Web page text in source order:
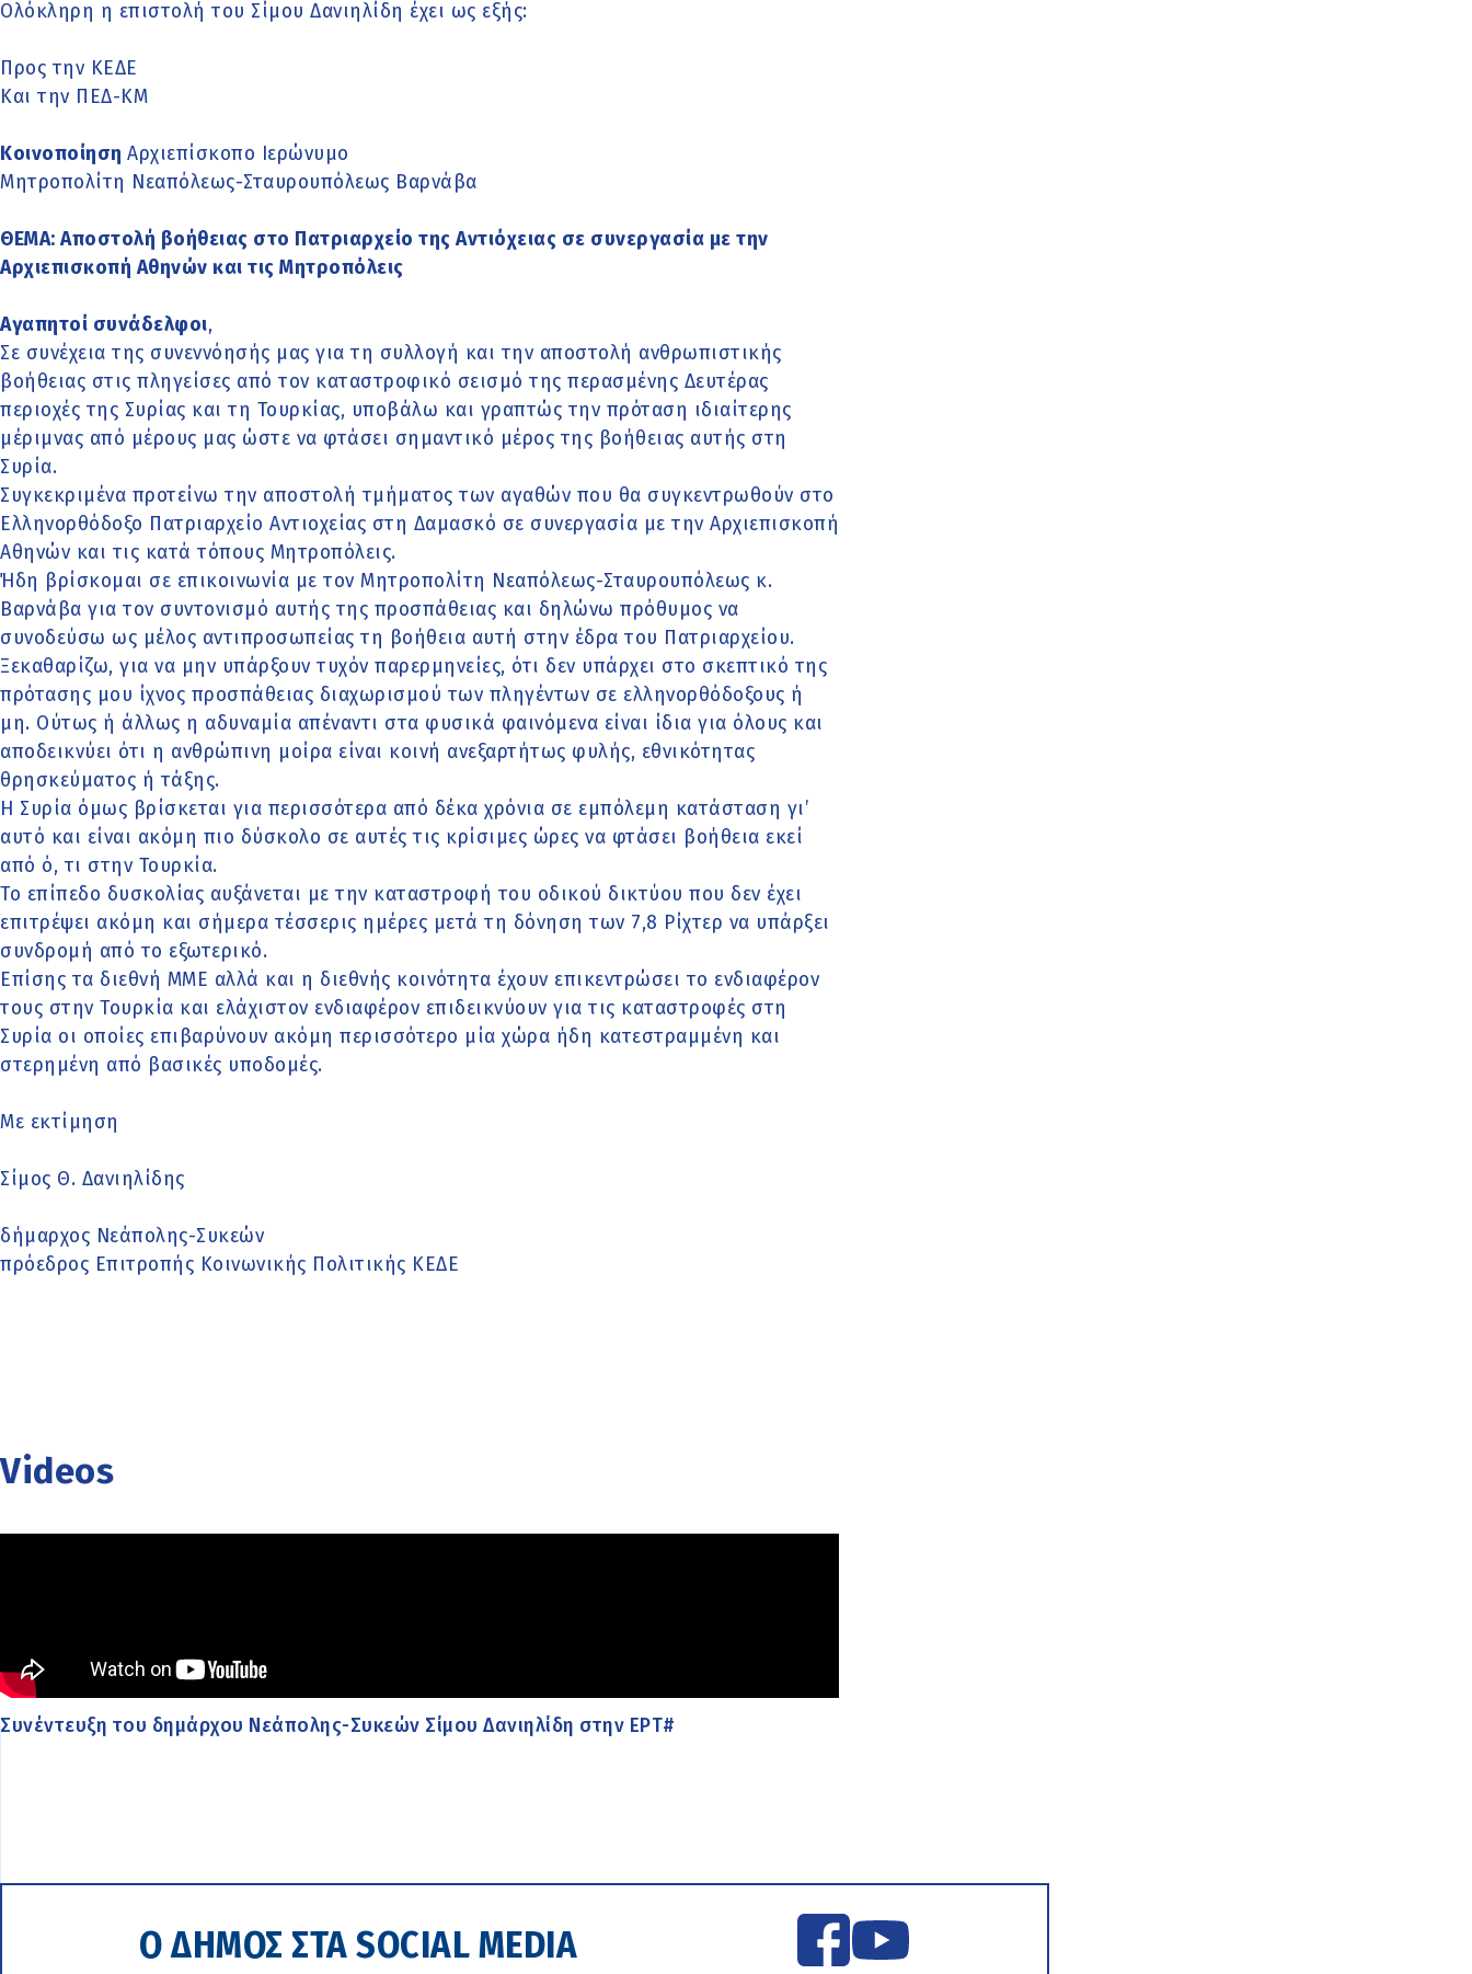
Ολόκληρη η επιστολή του Σίμου Δανιηλίδη έχει ως εξής:
Προς την ΚΕΔΕ
Και την ΠΕΔ-ΚΜ
Κοινοποίηση Αρχιεπίσκοπο Ιερώνυμο
Μητροπολίτη Νεαπόλεως-Σταυρουπόλεως Βαρνάβα
ΘΕΜΑ: Αποστολή βοήθειας στο Πατριαρχείο της Αντιόχειας σε συνεργασία με την
Αρχιεπισκοπή Αθηνών και τις Μητροπόλεις
Αγαπητοί συνάδελφοι,
Σε συνέχεια της συνεννόησής μας για τη συλλογή και την αποστολή ανθρωπιστικής
βοήθειας στις πληγείσες από τον καταστροφικό σεισμό της περασμένης Δευτέρας
περιοχές της Συρίας και τη Τουρκίας, υποβάλω και γραπτώς την πρόταση ιδιαίτερης
μέριμνας από μέρους μας ώστε να φτάσει σημαντικό μέρος της βοήθειας αυτής στη
Συρία.
Συγκεκριμένα προτείνω την αποστολή τμήματος των αγαθών που θα συγκεντρωθούν στο
Ελληνορθόδοξο Πατριαρχείο Αντιοχείας στη Δαμασκό σε συνεργασία με την Αρχιεπισκοπή
Αθηνών και τις κατά τόπους Μητροπόλεις.
Ήδη βρίσκομαι σε επικοινωνία με τον Μητροπολίτη Νεαπόλεως-Σταυρουπόλεως κ.
Βαρνάβα για τον συντονισμό αυτής της προσπάθειας και δηλώνω πρόθυμος να
συνοδεύσω ως μέλος αντιπροσωπείας τη βοήθεια αυτή στην έδρα του Πατριαρχείου.
Ξεκαθαρίζω, για να μην υπάρξουν τυχόν παρερμηνείες, ότι δεν υπάρχει στο σκεπτικό της
πρότασης μου ίχνος προσπάθειας διαχωρισμού των πληγέντων σε ελληνορθόδοξους ή
μη. Ούτως ή άλλως η αδυναμία απέναντι στα φυσικά φαινόμενα είναι ίδια για όλους και
αποδεικνύει ότι η ανθρώπινη μοίρα είναι κοινή ανεξαρτήτως φυλής, εθνικότητας
θρησκεύματος ή τάξης.
Η Συρία όμως βρίσκεται για περισσότερα από δέκα χρόνια σε εμπόλεμη κατάσταση γι’
αυτό και είναι ακόμη πιο δύσκολο σε αυτές τις κρίσιμες ώρες να φτάσει βοήθεια εκεί
από ό, τι στην Τουρκία.
Το επίπεδο δυσκολίας αυξάνεται με την καταστροφή του οδικού δικτύου που δεν έχει
επιτρέψει ακόμη και σήμερα τέσσερις ημέρες μετά τη δόνηση των 7,8 Ρίχτερ να υπάρξει
συνδρομή από το εξωτερικό.
Επίσης τα διεθνή ΜΜΕ αλλά και η διεθνής κοινότητα έχουν επικεντρώσει το ενδιαφέρον
τους στην Τουρκία και ελάχιστον ενδιαφέρον επιδεικνύουν για τις καταστροφές στη
Συρία οι οποίες επιβαρύνουν ακόμη περισσότερο μία χώρα ήδη κατεστραμμένη και
στερημένη από βασικές υποδομές.
Με εκτίμηση
Σίμος Θ. Δανιηλίδης
δήμαρχος Νεάπολης-Συκεών
πρόεδρος Επιτροπής Κοινωνικής Πολιτικής ΚΕΔΕ
Videos
Συνέντευξη του δημάρχου Νεάπολης-Συκεών Σίμου Δανιηλίδη στην ΕΡΤ#
Ο ΔΗΜΟΣ ΣΤΑ SOCIAL MEDIA